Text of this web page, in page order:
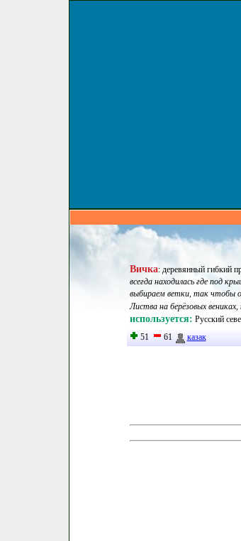
Вичка: деревянный гибкий
всегда находилась где под
выбираем ветки, так чтобы
Листва на берёзовых
используется: Русский
51
61 казак